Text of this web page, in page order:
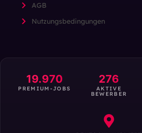
AGB
Nutzungsbedingungen
19.970
PREMIUM-JOBS
276
AKTIVE
BEWERBER